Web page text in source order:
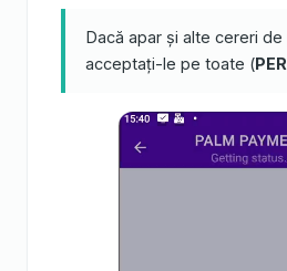
Dacă apar și alte cereri de
acceptați-le pe toate (